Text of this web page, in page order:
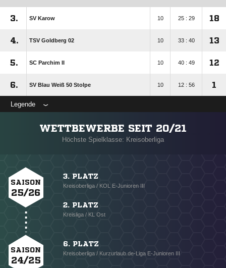
3. SV Karow 10 25 : 29 18
4. TSV Goldberg 02 10 33 : 40 13
5. SC Parchim II 10 40 : 49 12
6. SV Blau Weiß 50 Stolpe 10 12 : 56 1
Legende
WETTBEWERBE SEIT 20/21
Höchste Spielklasse: Kreisoberliga
SAISON
25/26
3. PLATZ
Kreisoberliga / KOL E-Junioren III
2. PLATZ
Kreisliga / KL Ost
SAISON
24/25
6. PLATZ
Kreisoberliga / Kurzurlaub.de-Liga E-Junioren III